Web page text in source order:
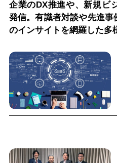
企業のDX推進や、新規ビ
発信。有識者対談や先進事
のインサイトを網羅した多